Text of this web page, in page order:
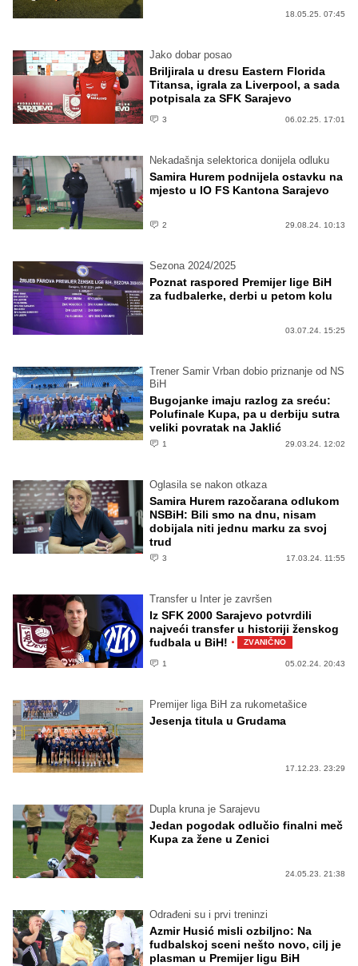
18.05.25. 07:45
Jako dobar posao
Briljirala u dresu Eastern Florida
Titansa, igrala za Liverpool, a sada
potpisala za SFK Sarajevo
3 06.02.25. 17:01
Nekadašnja selektorica donijela odluku
Samira Hurem podnijela ostavku na
mjesto u IO FS Kantona Sarajevo
2 29.08.24. 10:13
Sezona 2024/2025
Poznat raspored Premijer lige BiH
za fudbalerke, derbi u petom kolu
03.07.24. 15:25
Trener Samir Vrban dobio priznanje od NS
BiH
Bugojanke imaju razlog za sreću:
Polufinale Kupa, pa u derbiju sutra
veliki povratak na Jaklić
1 29.03.24. 12:02
Oglasila se nakon otkaza
Samira Hurem razočarana odlukom
NSBiH: Bili smo na dnu, nisam
dobijala niti jednu marku za svoj
trud
3 17.03.24. 11:55
Transfer u Inter je završen
Iz SFK 2000 Sarajevo potvrdili
najveći transfer u historiji ženskog
fudbala u BiH! · ZVANIČNO
1 05.02.24. 20:43
Premijer liga BiH za rukometašice
Jesenja titula u Grudama
17.12.23. 23:29
Dupla kruna je Sarajevu
Jedan pogodak odlučio finalni meč
Kupa za žene u Zenici
24.05.23. 21:38
Odrađeni su i prvi treninzi
Azmir Husić misli ozbiljno: Na
fudbalskoj sceni nešto novo, cilj je
plasman u Premijer ligu BiH